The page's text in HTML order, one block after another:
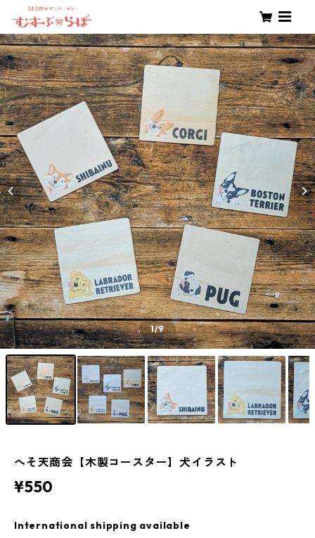
1/9
へそ天商会【木製コースター】犬イラスト
¥550
International shipping available